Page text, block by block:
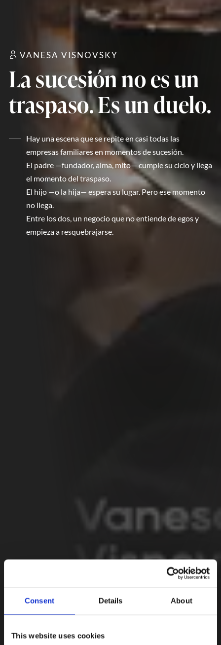
Consent Details About
This website uses cookies
VANESA VISNOVSKY
La sucesión no es un
traspaso. Es un duelo.
Hay una escena que se repite en casi todas las
empresas familiares en momentos de sucesión.
El padre —fundador, alma, mito— cumple su ciclo y llega
el momento del traspaso.
El hijo —o la hija— espera su lugar. Pero ese momento
no llega.
Entre los dos, un negocio que no entiende de egos y
empieza a resquebrajarse.